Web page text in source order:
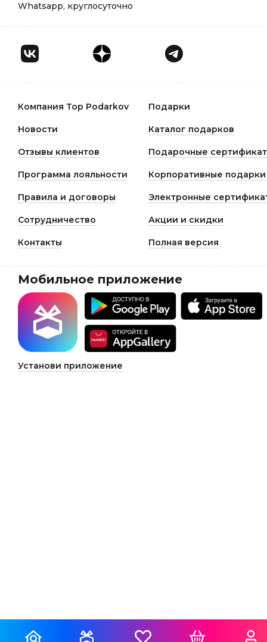
Whatsapp, круглосуточно
Компания Top Podarkov Подарки
Новости Каталог подарков
Отзывы клиентов Подарочные
Программа лояльности Корпоративные подарки
Правила и договоры Электронные
Сотрудничество Акции и скидки
Контакты Полная версия
Мобильное приложение
Установи приложение